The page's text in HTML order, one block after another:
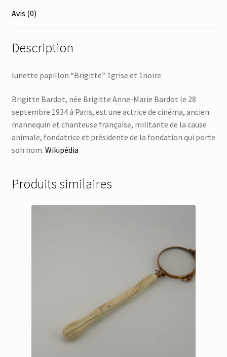
Avis (0)
Description
lunette papillon “Brigitte” 1grise et 1noire
Brigitte Bardot, née Brigitte Anne-Marie Bardot le 28
septembre 1934 à Paris, est une actrice de cinéma, ancien
mannequin et chanteuse française, militante de la cause
animale, fondatrice et présidente de la fondation qui porte
son nom. Wikipédia
Produits similaires